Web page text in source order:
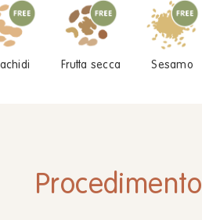
Frutta secca Sesamo
Procedimento